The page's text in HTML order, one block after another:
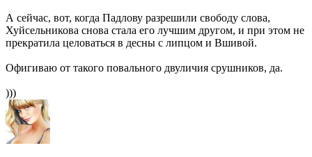
А сейчас, вот, когда Падлову разрешили свободу слова,
Хуйсельникова снова стала его лучшим другом, и при этом не
прекратила целоваться в десны с липцом и Вшивой.
Офигиваю от такого повального двуличия срушников, да.
)))